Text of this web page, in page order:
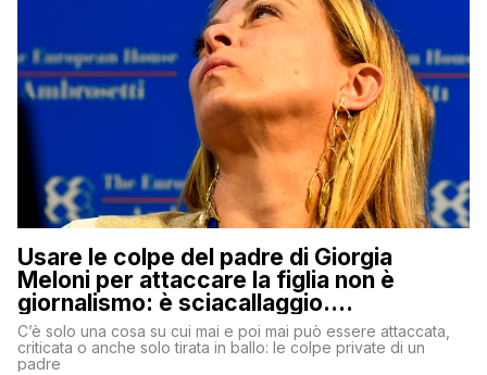
Usare le colpe del padre di Giorgia
Meloni per attaccare la figlia non è
giornalismo: è sciacallaggio.
Dimostriamo di essere diversi
C’è solo una cosa su cui mai e poi mai può essere attaccata,
criticata o anche solo tirata in ballo: le colpe private di un
padre